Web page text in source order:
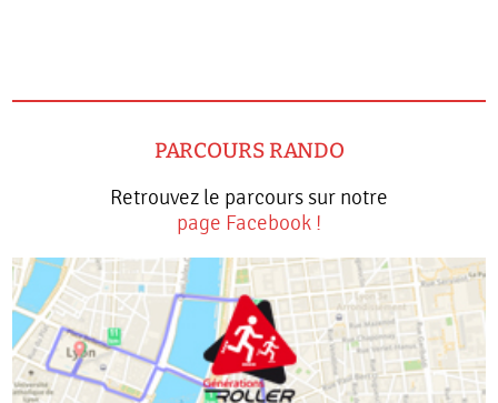
PARCOURS RANDO
Retrouvez le parcours sur notre
page Facebook !